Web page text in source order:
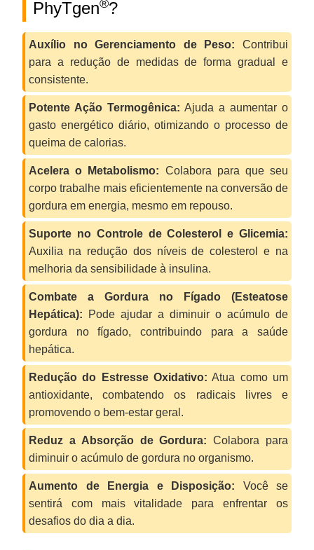
PhyTgen®?
Auxílio no Gerenciamento de Peso: Contribui
para a redução de medidas de forma gradual e
consistente.
Potente Ação Termogênica: Ajuda a aumentar o
gasto energético diário, otimizando o processo de
queima de calorias.
Acelera o Metabolismo: Colabora para que seu
corpo trabalhe mais eficientemente na conversão de
gordura em energia, mesmo em repouso.
Suporte no Controle de Colesterol e Glicemia:
Auxilia na redução dos níveis de colesterol e na
melhoria da sensibilidade à insulina.
Combate a Gordura no Fígado (Esteatose
Hepática): Pode ajudar a diminuir o acúmulo de
gordura no fígado, contribuindo para a saúde
hepática.
Redução do Estresse Oxidativo: Atua como um
antioxidante, combatendo os radicais livres e
promovendo o bem-estar geral.
Reduz a Absorção de Gordura: Colabora para
diminuir o acúmulo de gordura no organismo.
Aumento de Energia e Disposição: Você se
sentirá com mais vitalidade para enfrentar os
desafios do dia a dia.